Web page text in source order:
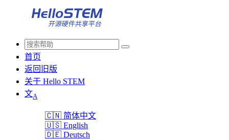
首页
返回旧版
关于 Hello STEM
文A
🇨🇳 简体中文
🇺🇸 English
🇩🇪 Deutsch